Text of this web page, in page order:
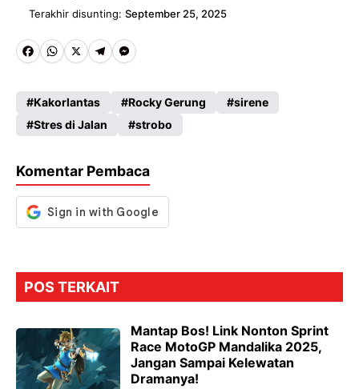
Terakhir disunting: September 25, 2025
Fa
b
o
k
W
ts
A
p
X
Te
gr
a
M
se
n
er
Kakorlantas Rocky Gerung
sirene
Stres di Jalan
strobo
Komentar Pembaca
POS TERKAIT
Mantap Bos! Link Nonton Sprint
Race MotoGP Mandalika 2025,
Jangan Sampai Kelewatan
Dramanya!